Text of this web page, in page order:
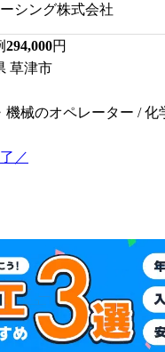
シング株式会社
294,000円
草津市
機械のオペレーター / 化
／